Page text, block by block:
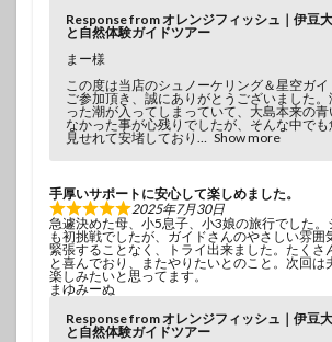
Response from オレンジフィッシュ｜伊豆
と自然体験ガイドツアー
まー様
この度は当店のシュノーケリング＆星空ガ
ご参加頂き、誠にありがとうございました
った潮が入ってしまっていて、大島本来の
なかった事が心残りでしたが、そんな中でも
見せれて安堵しており
Show more
手厚いサポートに安心して楽しめました。
2025年7月30日
急遽決めた母、小5息子、小3娘の旅行でした
も初挑戦でしたが、ガイドさんのやさしい雰囲
緊張することなく、トライ出来ました。たくさ
と喜んでおり、またやりたいとのこと。次回は
楽しみたいと思ってます。
まゆみーぬ
Response from オレンジフィッシュ｜伊豆
と自然体験ガイドツアー